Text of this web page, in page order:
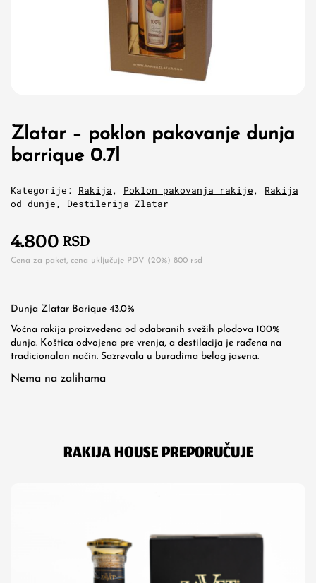
Zlatar – poklon pakovanje dunja
barrique 0.7l
Kategorije: Rakija, Poklon pakovanja rakije, Rakija
od dunje, Destilerija Zlatar
4.800 RSD
Cena za paket, cena uključuje PDV (20%) 800 rsd
Dunja Zlatar Barique 43.0%
Voćna rakija proizvedena od odabranih svežih plodova 100%
dunja. Koštica odvojena pre vrenja, a destilacija je rađena na
tradicionalan način. Sazrevala u buradima belog jasena.
Nema na zalihama
RAKIJA HOUSE PREPORUČUJE